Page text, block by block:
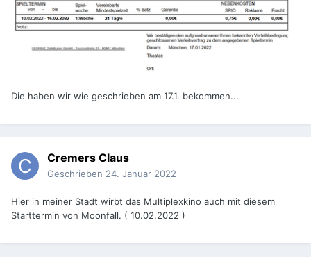
Die haben wir wie geschrieben am 17.1. bekommen...
Cremers Claus
Geschrieben 24. Januar 2022
Hier in meiner Stadt wirbt das Multiplexkino auch mit diesem
Starttermin von Moonfall. ( 10.02.2022 )